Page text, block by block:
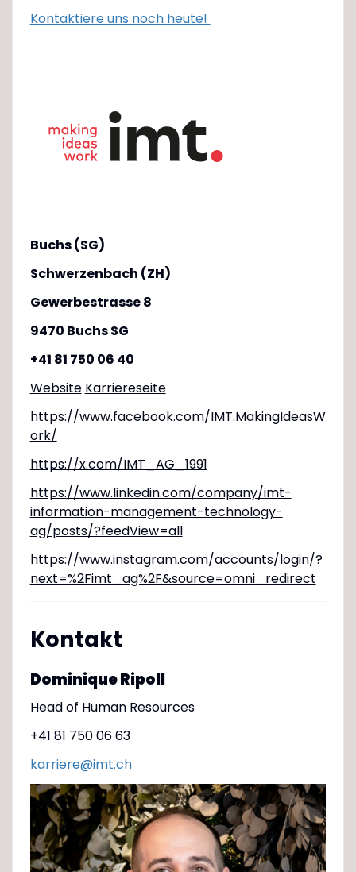
Kontaktiere uns noch heute!
Buchs (SG)
Schwerzenbach (ZH)
Gewerbestrasse 8
9470 Buchs SG
+41 81 750 06 40
Website Karriereseite
https://www.facebook.com/IMT.MakingIdeasW
ork/
https://x.com/IMT_AG_1991
https://www.linkedin.com/company/imt-
information-management-technology-
ag/posts/?feedView=all
https://www.instagram.com/accounts/login/?
next=%2Fimt_ag%2F&source=omni_redirect
Kontakt
Dominique Ripoll
Head of Human Resources
+41 81 750 06 63
karriere@imt.ch